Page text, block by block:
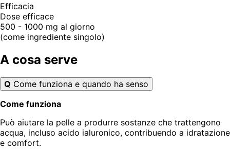
Efficacia
Dose efficace
500 - 1000 mg al giorno
(come ingrediente singolo)
A cosa serve
Q Come funziona e quando ha senso
Come funziona
Può aiutare la pelle a produrre sostanze che trattengono
acqua, incluso acido ialuronico, contribuendo a idratazione
e comfort.